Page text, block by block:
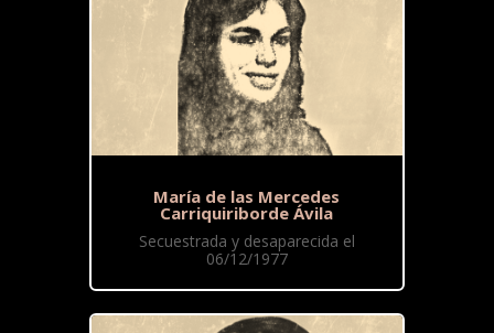
María de las Mercedes
Carriquiriborde Ávila
Secuestrada y desaparecida el
06/12/1977